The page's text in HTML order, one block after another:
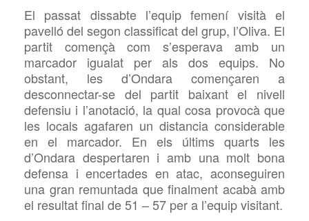
El passat dissabte l’equip femení visità el
pavelló del segon classificat del grup, l’Oliva. El
partit començà com s’esperava amb un
marcador igualat per als dos equips. No
obstant, les d’Ondara començaren a
desconnectar-se del partit baixant el nivell
defensiu i l’anotació, la qual cosa provocà que
les locals agafaren un distancia considerable
en el marcador. En els últims quarts les
d’Ondara despertaren i amb una molt bona
defensa i encertades en atac, aconseguiren
una gran remuntada que finalment acabà amb
el resultat final de 51 – 57 per a l’equip visitant.